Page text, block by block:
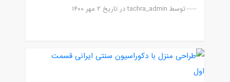
توسط tachra_adminدر تاریخ ۲ مهر ۱۴۰۰